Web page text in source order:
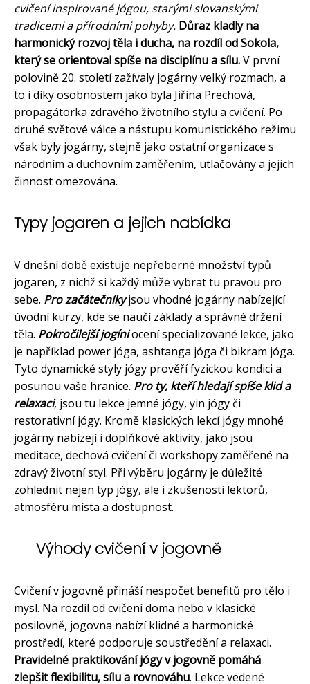
cvičení inspirované jógou, starými slovanskými
tradicemi a přírodními pohyby. Důraz kladly na
harmonický rozvoj těla i ducha, na rozdíl od Sokola,
který se orientoval spíše na disciplínu a sílu.V první
polovině 20. století zažívaly jogárny velký rozmach, a
to i díky osobnostem jako byla Jiřina Prechová,
propagátorka zdravého životního stylu a cvičení. Po
druhé světové válce a nástupu komunistického režimu
však byly jogárny, stejně jako ostatní organizace s
národním a duchovním zaměřením, utlačovány a jejich
činnost omezována.
Typy jogaren a jejich nabídka
V dnešní době existuje nepřeberné množství typů
jogaren, z nichž si každý může vybrat tu pravou pro
sebe. Pro začátečníkyjsou vhodné jogárny nabízející
úvodní kurzy, kde se naučí základy a správné držení
těla. Pokročilejší jogíniocení specializované lekce, jako
je například power jóga, ashtanga jóga či bikram jóga.
Tyto dynamické styly jógy prověří fyzickou kondici a
posunou vaše hranice. Pro ty, kteří hledají spíše klid a
relaxaci, jsou tu lekce jemné jógy, yin jógy či
restorativní jógy. Kromě klasických lekcí jógy mnohé
jogárny nabízejí i doplňkové aktivity, jako jsou
meditace, dechová cvičení či workshopy zaměřené na
zdravý životní styl. Při výběru jogárny je důležité
zohlednit nejen typ jógy, ale i zkušenosti lektorů,
atmosféru místa a dostupnost.
Výhody cvičení v jogovně
Cvičení v jogovně přináší nespočet benefitů pro tělo i
mysl. Na rozdíl od cvičení doma nebo v klasické
posilovně, jogovna nabízí klidné a harmonické
prostředí, které podporuje soustředění a relaxaci.
Pravidelné praktikování jógy v jogovně pomáhá
zlepšit flexibilitu, sílu a rovnováhu. Lekce vedené